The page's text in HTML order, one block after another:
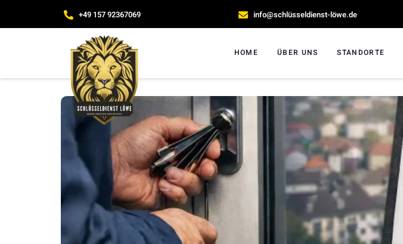
+49 157 92367069 info@schlüsseldienst-löwe.de
HOME ÜBER UNS STANDORTE